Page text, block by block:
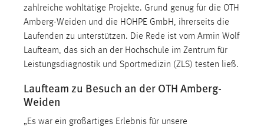
zahlreiche wohltätige Projekte. Grund genug für die OTH
Amberg-Weiden und die HOHPE GmbH, ihrerseits die
Laufenden zu unterstützen. Die Rede ist vom Armin Wolf
Laufteam, das sich an der Hochschule im Zentrum für
Leistungsdiagnostik und Sportmedizin (ZLS) testen ließ.
Laufteam zu Besuch an der OTH Amberg-
Weiden
„Es war ein großartiges Erlebnis für unsere